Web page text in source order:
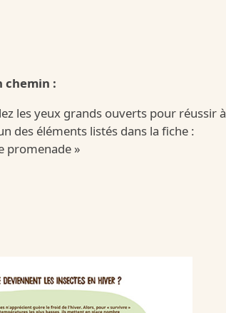
of Moving
chemin :
les yeux grands ouverts pour réussir à
des éléments listés dans la fiche :
promenade »